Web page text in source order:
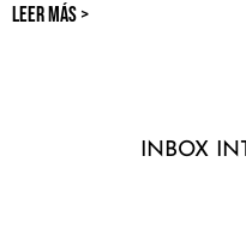
LEER MÁS >
INBOX